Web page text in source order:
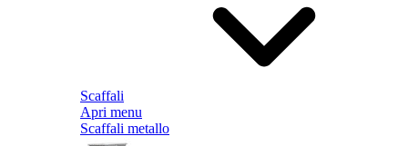
Scaffali
Apri menu
Scaffali metallo